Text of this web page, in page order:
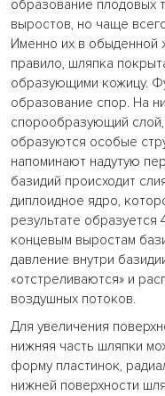
образование плодовых
выростов, но чаще
Именно их в обыденной
правило, шляпка
образующими кожицу.
образование спор. На
спорообразующий слой,
образуются особые
напоминают надутую
базидий происходит
диплоидное ядро,
результате
концевым выростам
давление внутри
«отстреливаются» и
воздушных потоков.
Для увеличения
нижняя часть шляпки
форму пластинок,
нижней поверхности